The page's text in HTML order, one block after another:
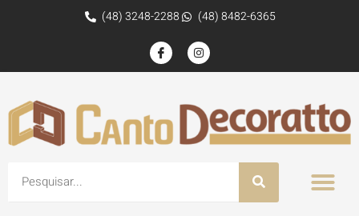
(48) 3248-2288 (48) 8482-6365